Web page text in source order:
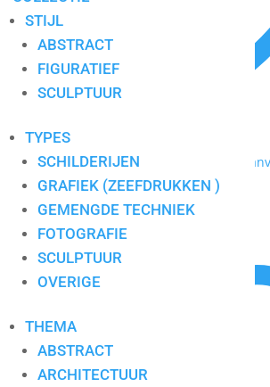
STIJL
ABSTRACT
FIGURATIEF
SCULPTUUR
TYPES
SCHILDERIJEN
GRAFIEK (ZEEFDRUKKEN )
GEMENGDE TECHNIEK
FOTOGRAFIE
SCULPTUUR
OVERIGE
THEMA
ABSTRACT
ARCHITECTUUR
Toevoegen aan mijn lijst / Offerte
Swans